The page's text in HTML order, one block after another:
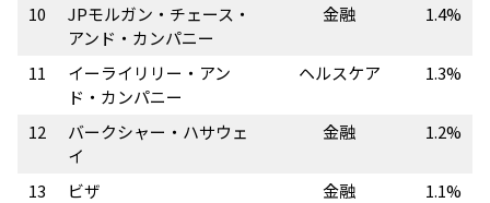
10
JPモルガン・チェース・
アンド・カンパニー
金融 1.4%
11
イーライリリー・アン
ド・カンパニー
ヘルスケア 1.3%
12
バークシャー・ハサウェ
イ
金融 1.2%
13 ビザ 金融
1.1%